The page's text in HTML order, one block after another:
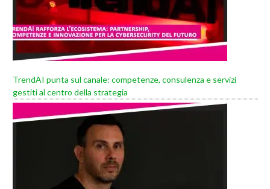
TrendAI punta sul canale: competenze, consulenza e servizi
gestiti al centro della strategia